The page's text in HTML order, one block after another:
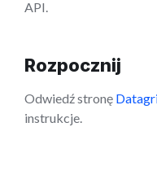
API.
Rozpocznij
Odwiedź stronę
instrukcje.